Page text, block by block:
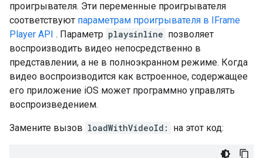
проигрывателя. Эти переменные проигрывателя
соответствуют параметрам проигрывателя в IFrame
Player API . Параметр playsinline позволяет
воспроизводить видео непосредственно в
представлении, а не в полноэкранном режиме. Когда
видео воспроизводится как встроенное, содержащее
его приложение iOS может программно управлять
воспроизведением.
Замените вызов loadWithVideoId: на этот код: